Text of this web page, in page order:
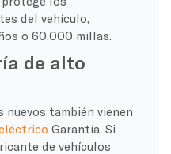
del vehículo,
o 60.000 millas.
de alto
también vienen
Garantía. Si
de vehículos